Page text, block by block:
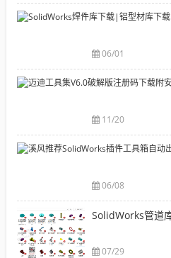
06/01
11/20
06/08
SolidWorks管道
07/29